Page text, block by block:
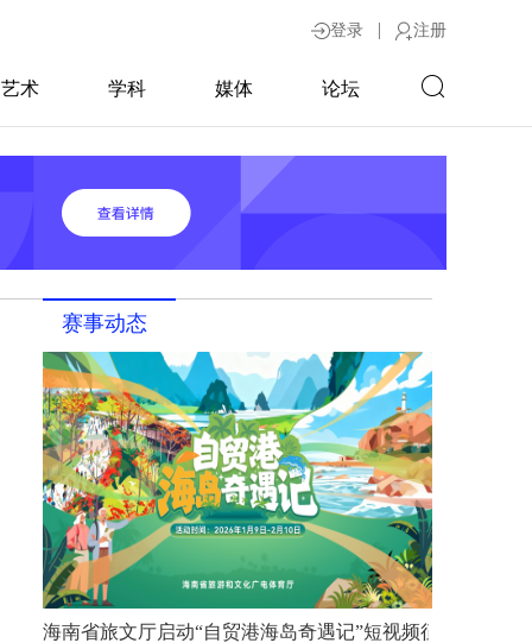
登录 | 注册
艺术 学科 媒体 论坛
赛事动态
海南省旅文厅启动“自贸港海岛奇遇记”短视频征集活动